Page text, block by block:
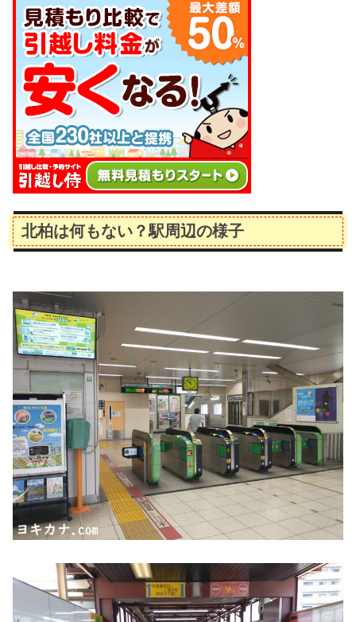
北柏は何もない？駅周辺の様子